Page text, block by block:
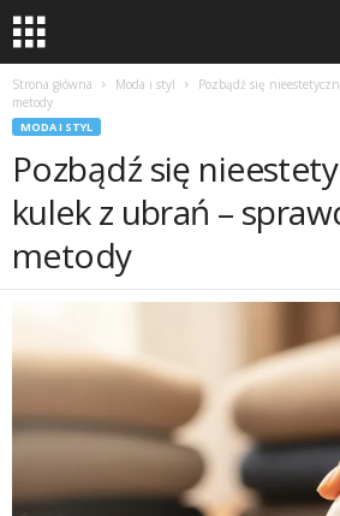
Strona główna Moda i styl
Pozbądź się
metody
MODA I STYL
Pozbądź się
kulek z ubrań –
metody